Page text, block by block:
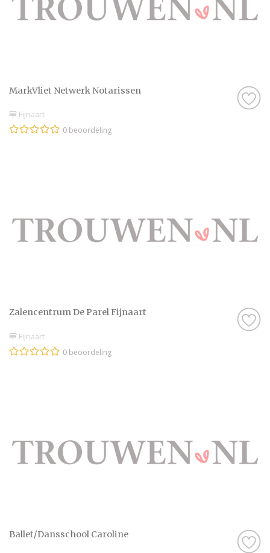
MarkVliet Netwerk Notarissen
Fijnaart
0 beoordeling
Zalencentrum De Parel Fijnaart
Fijnaart
0 beoordeling
Ballet/Dansschool Caroline